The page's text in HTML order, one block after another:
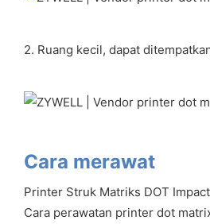
2. Ruang kecil, dapat
Cara merawat
Printer Struk Matriks DOT
Cara perawatan printer dot